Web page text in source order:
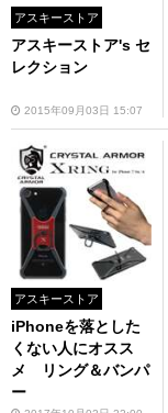
アスキーストア
アスキーストア's セ
レクション
2015年09月03日 15:07
アスキーストア
iPhoneを落とした
くない人にオスス
メ リング＆バンパ
ー